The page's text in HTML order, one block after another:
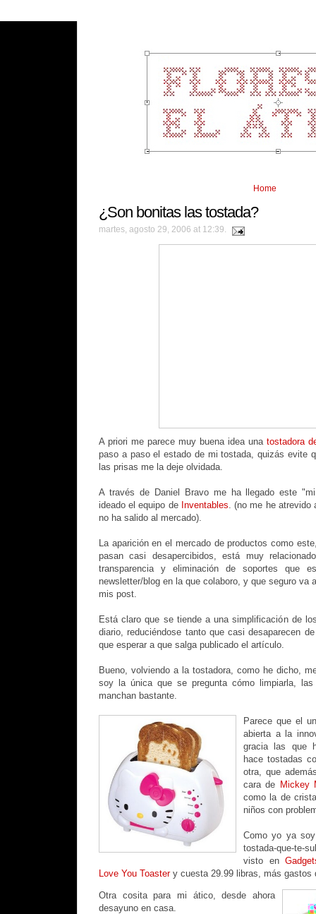
Home
¿Son bonitas las tostada?
martes, agosto 29, 2006 at 12:39.
A priori me parece muy buena idea una tostadora
paso a paso el estado de mi tostada, quizás evite
las prisas me la deje olvidada.
A través de Daniel Bravo me ha llegado este
ideado el equipo de Inventables. (no me he atrevido
no ha salido al mercado).
La aparición en el mercado de productos como
pasan casi desapercibidos, está muy
transparencia y eliminación de soportes que
newsletter/blog en la que colaboro, y que seguro va
mis post.
Está claro que se tiende a una simplificación de
diario, reduciéndose tanto que casi desaparecen
que esperar a que salga publicado el artículo.
Bueno, volviendo a la tostadora, como he dicho,
soy la única que se pregunta cómo limpiarla,
manchan bastante.
Parece que el
abierta a la
gracia las que
hace tostadas
otra, que
cara de Mickey
como la de
niños con
Como yo ya
tostada-que-te-
visto en
Love You Toastery cuesta 29.99 libras, más gastos
Otra cosita para mi ático, desde ahora
desayuno en casa.